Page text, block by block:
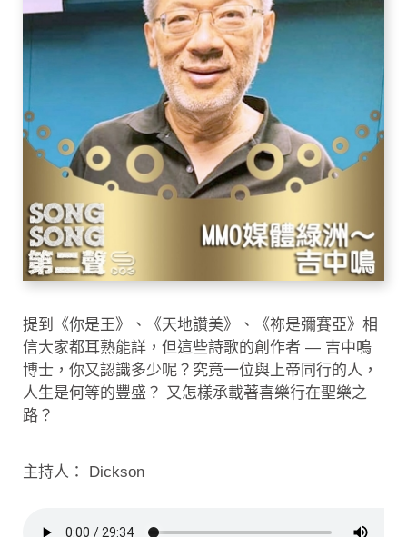
提到《你是王》、《天地讚美》、《祢是彌賽亞》相
信大家都耳熟能詳，但這些詩歌的創作者 — 吉中鳴
博士，你又認識多少呢？究竟一位與上帝同行的人，
人生是何等的豐盛？ 又怎樣承載著喜樂行在聖樂之
路？
主持人： Dickson